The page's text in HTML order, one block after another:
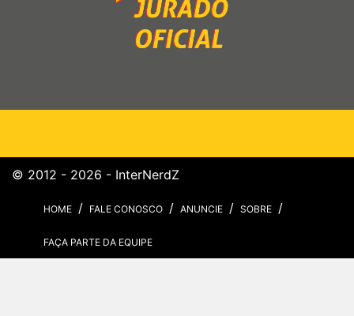
© 2012 - 2026 - InterNerdZ
HOME FALE CONOSCO ANUNCIE SOBRE
FAÇA PARTE DA EQUIPE